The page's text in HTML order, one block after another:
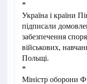
*
Україна і країни
підписали
забезпечення
військових,
Польщі.
*
Міністр оборони